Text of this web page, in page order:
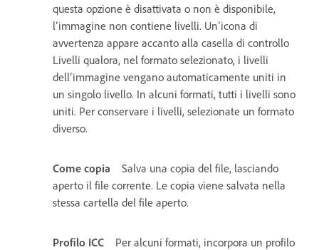
questa opzione è disattivata o non è disponibile,
l’immagine non contiene livelli. Un’icona di
avvertenza appare accanto alla casella di controllo
Livelli qualora, nel formato selezionato, i livelli
dell’immagine vengano automaticamente uniti in
un singolo livello. In alcuni formati, tutti i livelli sono
uniti. Per conservare i livelli, selezionate un formato
diverso.
Come copia
Salva una copia del file, lasciando
aperto il file corrente. Le copia viene salvata nella
stessa cartella del file aperto.
Profilo ICC
Per alcuni formati, incorpora un profilo